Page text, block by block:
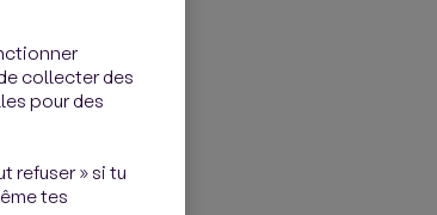
collecter des
pour des
refuser » si tu
tes